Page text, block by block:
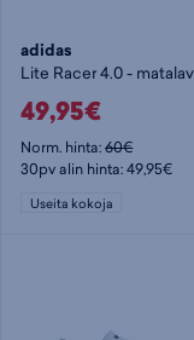
adidas
49,95€
Norm. hinta:60€
30pv alin hinta: 49,95€
Useita kokoja